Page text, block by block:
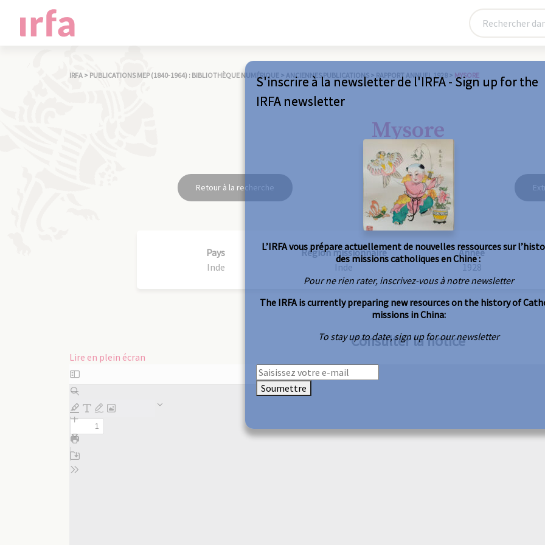
IRFA > PUBLICATIONS MEP (1840-1964) : BIBLIOTHÈQUE NUMÉRIQUE > ANCIENNES PUBLICATIONS > RAPPORT ANNUEL 1928 > MYSORE
Mysore
Retour à la recherche
Pays
Inde
Région missionnaire
Inde
Année
1928
Consulter la notice
Lire en plein écran
Aller
au
contenu
PDF
S'inscrire à la newsletter de l'IRFA - Sign up for the
IRFA newsletter
L’IRFA vous prépare actuellement de nouvelles ressources sur
des missions catholiques en Chine :
Pour ne rien rater, inscrivez-vous à notre newsletter
The IRFA is currently preparing new resources on the history of
missions in China:
To stay up to date, sign up for our newsletter
Soumettre